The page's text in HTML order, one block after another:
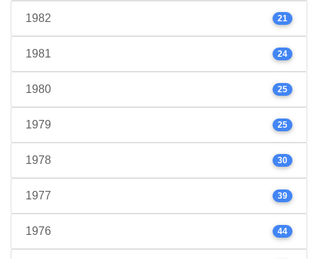
1982 21
1981 24
1980 25
1979 25
1978 30
1977 39
1976 44